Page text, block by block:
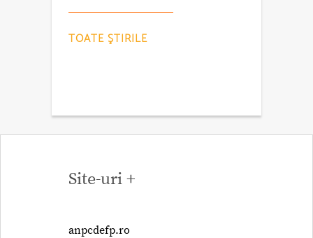
TOATE ŞTIRILE
Site-uri +
anpcdefp.ro